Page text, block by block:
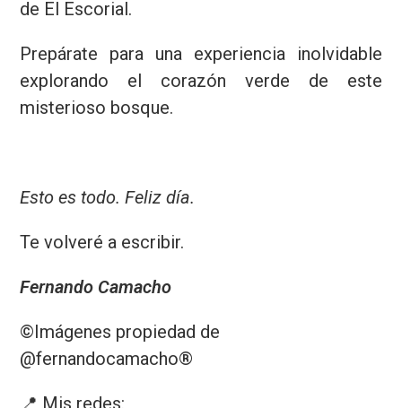
de El Escorial.
Prepárate para una experiencia inolvidable
explorando el corazón verde de este
misterioso bosque.
Esto es todo. Feliz día.
Te volveré a escribir.
Fernando Camacho
©️Imágenes propiedad de
@fernandocamacho®️